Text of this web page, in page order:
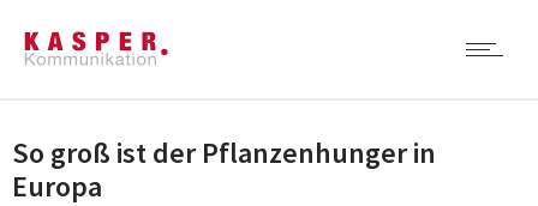
So groß ist der Pflanzenhunger in
Europa